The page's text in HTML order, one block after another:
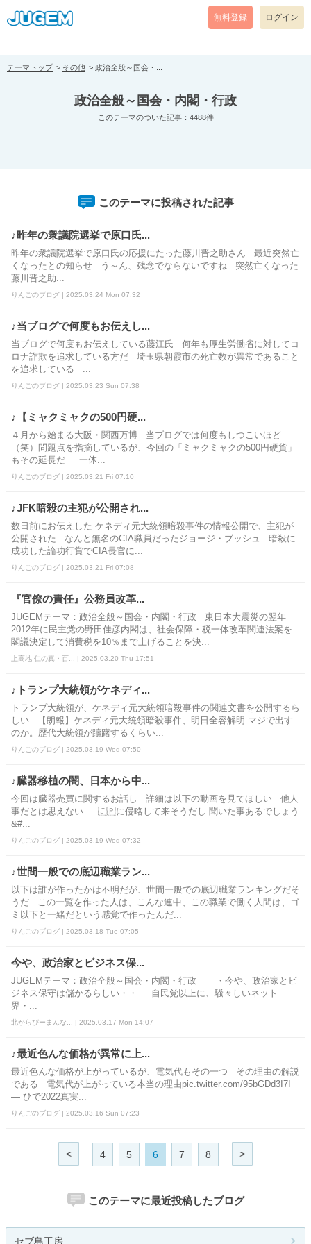
[pear_error: message="Success" code=0 mode=return level=notice
prefix="" info=""]
無料登録 ログイン
テーマトップ その他 政治全般～国会・...
政治全般～国会・内閣・行政
このテーマのついた記事：4488件
このテーマに投稿された記事
♪昨年の衆議院選挙で原口氏...
昨年の衆議院選挙で原口氏の応援にたった藤川晋之助さん 最近突然亡
くなったとの知らせ う～ん、残念でならないですね 突然亡くなった
藤川晋之助...
りんごのブログ | 2025.03.24 Mon 07:32
♪当ブログで何度もお伝えし...
当ブログで何度もお伝えしている藤江氏 何年も厚生労働省に対してコ
ロナ詐欺を追求している方だ 埼玉県朝霞市の死亡数が異常であること
を追求している ...
りんごのブログ | 2025.03.23 Sun 07:38
♪【ミャクミャクの500円硬...
４月から始まる大阪・関西万博 当ブログでは何度もしつこいほど
（笑）問題点を指摘しているが、今回の「ミャクミャクの500円硬貨」
もその延長だ 一体...
りんごのブログ | 2025.03.21 Fri 07:10
♪JFK暗殺の主犯が公開され...
数日前にお伝えした ケネディ元大統領暗殺事件の情報公開で、主犯が
公開された なんと無名のCIA職員だったジョージ・ブッシュ 暗殺に
成功した論功行賞でCIA長官に...
りんごのブログ | 2025.03.21 Fri 07:08
『官僚の責任』公務員改革...
JUGEMテーマ：政治全般～国会・内閣・行政 東日本大震災の翌年
2012年に民主党の野田佳彦内閣は、社会保障・税一体改革関連法案を
閣議決定して消費税を10％まで上げることを決...
上高地 仁の真・百... | 2025.03.20 Thu 17:51
♪トランプ大統領がケネディ...
トランプ大統領が、ケネディ元大統領暗殺事件の関連文書を公開するら
しい 【朗報】ケネディ元大統領暗殺事件、明日全容解明 マジで出す
のか。歴代大統領が躊躇するくらい...
りんごのブログ | 2025.03.19 Wed 07:50
♪臓器移植の闇、日本から中...
今回は臓器売買に関するお話し 詳細は以下の動画を見てほしい 他人
事だとは思えない … 🇯🇵に侵略して来そうだし 聞いた事あるでしょう
&#...
りんごのブログ | 2025.03.19 Wed 07:32
♪世間一般での底辺職業ラン...
以下は誰が作ったかは不明だが、世間一般での底辺職業ランキングだそ
うだ この一覧を作った人は、こんな連中、この職業で働く人間は、ゴ
ミ以下と一緒だという感覚で作ったんだ...
りんごのブログ | 2025.03.18 Tue 07:05
今や、政治家とビジネス保...
JUGEMテーマ：政治全般～国会・内閣・行政 ・今や、政治家とビ
ジネス保守は儲かるらしい・・ 自民党以上に、騒々しいネット
界・...
北からぴーまんな... | 2025.03.17 Mon 14:07
♪最近色んな価格が異常に上...
最近色んな価格が上がっているが、電気代もその一つ その理由の解説
である 電気代が上がっている本当の理由pic.twitter.com/95bGDd3I7I
— ひで2022真実...
りんごのブログ | 2025.03.16 Sun 07:23
< 4 5 6 7 8 >
このテーマに最近投稿したブログ
セブ島工房